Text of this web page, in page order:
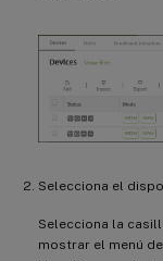
Selecciona el
Selecciona la
mostrar el menú